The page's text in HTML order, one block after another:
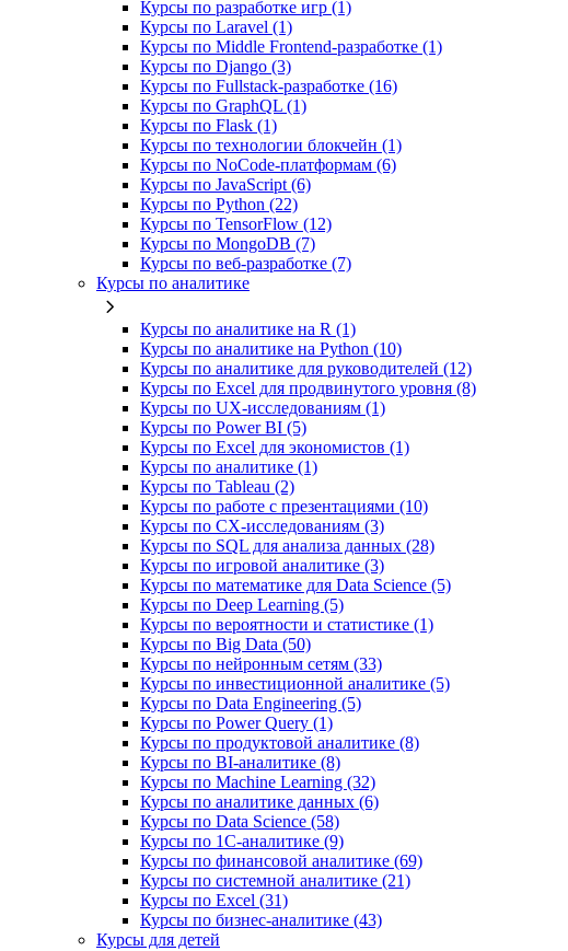
Курсы по разработке игр (1)
Курсы по Laravel (1)
Курсы по Middle Frontend-разработке (1)
Курсы по Django (3)
Курсы по Fullstack‑разработке (16)
Курсы по GraphQL (1)
Курсы по Flask (1)
Курсы по технологии блокчейн (1)
Курсы по NoCode‑платформам (6)
Курсы по JavaScript (6)
Курсы по Python (22)
Курсы по TensorFlow (12)
Курсы по MongoDB (7)
Курсы по веб‑разработке (7)
Курсы по аналитике
Курсы по аналитике на R (1)
Курсы по аналитике на Python (10)
Курсы по аналитике для руководителей (12)
Курсы по Excel для продвинутого уровня (8)
Курсы по UX‑исследованиям (1)
Курсы по Power BI (5)
Курсы по Excel для экономистов (1)
Курсы по аналитике (1)
Курсы по Tableau (2)
Курсы по работе с презентациями (10)
Курсы по CX-исследованиям (3)
Курсы по SQL для анализа данных (28)
Курсы по игровой аналитике (3)
Курсы по математике для Data Science (5)
Курсы по Deep Learning (5)
Курсы по вероятности и статистике (1)
Курсы по Big Data (50)
Курсы по нейронным сетям (33)
Курсы по инвестиционной аналитике (5)
Курсы по Data Engineering (5)
Курсы по Power Query (1)
Курсы по продуктовой аналитике (8)
Курсы по BI‑аналитике (8)
Курсы по Machine Learning (32)
Курсы по аналитике данных (6)
Курсы по Data Science (58)
Курсы по 1С‑аналитике (9)
Курсы по финансовой аналитике (69)
Курсы по системной аналитике (21)
Курсы по Excel (31)
Курсы по бизнес‑аналитике (43)
Курсы для детей